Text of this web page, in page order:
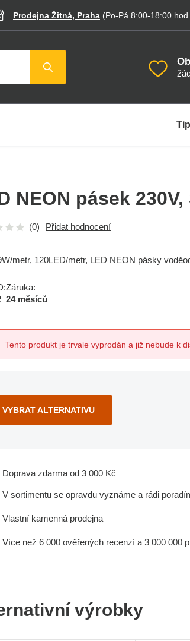
Prodejna Žitná, Praha (Po-Pá 8:00-18:00 hod.
NEON pásek 230V,
(0) Přidat hodnocení
metr, 120LED/metr, LED NEON pásky
Záruka:
24 měsíců
Tento produkt je trvale vyprodán a již nebude k
VYBRAT ALTERNATIVU
Doprava zdarma od 3 000 Kč
V sortimentu se opravdu vyznáme a rádi
Vlastní kamenná prodejna
Více než 6 000 ověřených recenzí a 3 000 000
výrobky